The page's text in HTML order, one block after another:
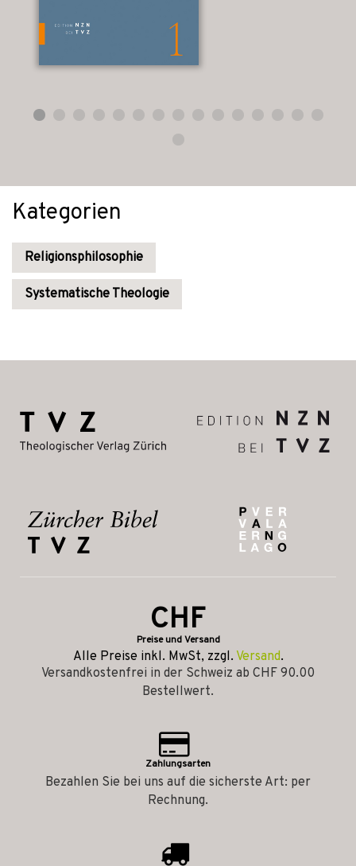
Kategorien
Religionsphilosophie
Systematische Theologie
CHF
Preise und Versand
Alle Preise inkl. MwSt, zzgl. Versand.
Versandkostenfrei in der Schweiz ab CHF 90.00
Bestellwert.
Zahlungsarten
Bezahlen Sie bei uns auf die sicherste Art: per
Rechnung.